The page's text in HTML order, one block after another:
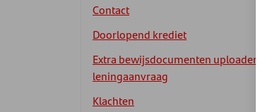
Contact
Doorlopend krediet
Extra bewijsdocumenten uploaden
leningaanvraag
Klachten